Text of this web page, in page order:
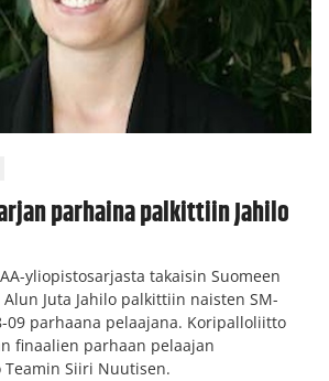
parhaina palkittiin Jahilo
yliopistosarjasta takaisin Suomeen
Juta Jahilo palkittiin naisten SM-
09 parhaana pelaajana. Koripalloliitto
finaalien parhaan pelaajan
Teamin Siiri Nuutisen.